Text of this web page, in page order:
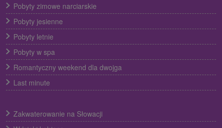
Pobyty zimowe narciarskie
Pobyty jesienne
Pobyty letnie
Pobyty w spa
Romantyczny weekend dla dwojga
Last minute
Zakwaterowanie na Słowacji